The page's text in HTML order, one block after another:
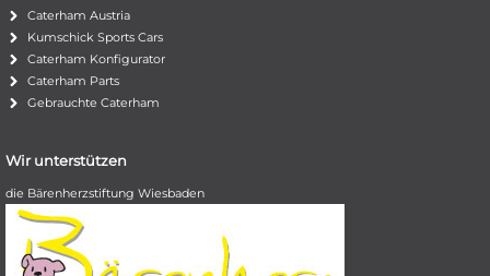
Caterham Austria
Kumschick Sports Cars
Caterham Konfigurator
Caterham Parts
Gebrauchte Caterham
Wir unterstützen
die Bärenherzstiftung Wiesbaden